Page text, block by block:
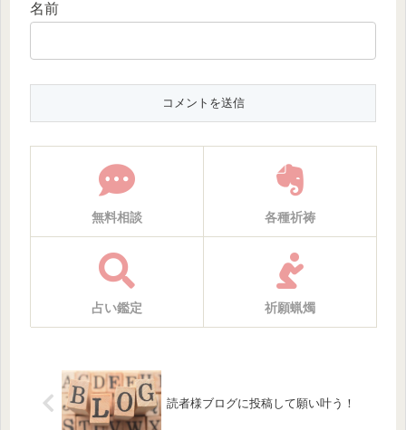
名前
無料相談 各種祈祷
占い鑑定 祈願蝋燭
読者様ブログに投稿して願い叶う！